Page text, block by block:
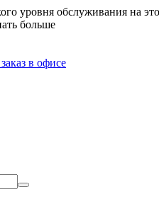
уровня обслуживания на
больше
в офисе